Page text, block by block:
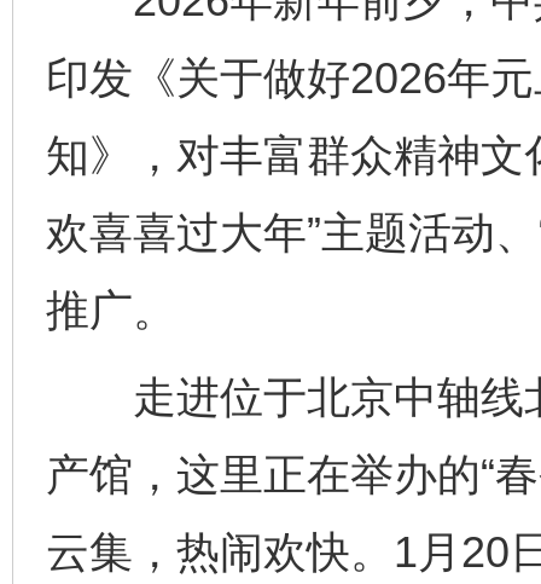
印发《关于做好2026年
知》，对丰富群众精神文
欢喜喜过大年”主题活动
推广。
走进位于北京中轴线
产馆，这里正在举办的“
云集，热闹欢快。1月20